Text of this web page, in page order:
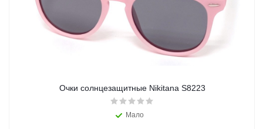
Очки солнцезащитные Nikitana S8223
Мало